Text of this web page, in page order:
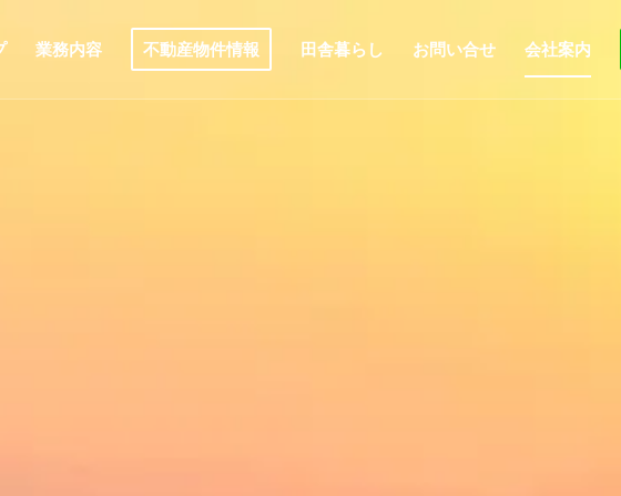
業務内容 不動産物件情報 田舎暮らし お問い合せ 会社案内